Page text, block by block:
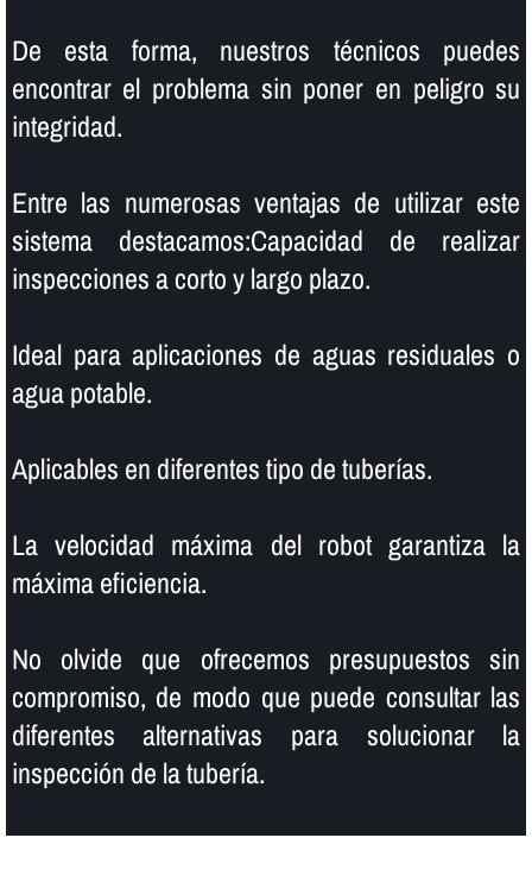
De esta forma, nuestros técnicos puedes
encontrar el problema sin poner en peligro su
integridad.
Entre las numerosas ventajas de utilizar este
sistema destacamos:Capacidad de realizar
inspecciones a corto y largo plazo.
Ideal para aplicaciones de aguas residuales o
agua potable.
Aplicables en diferentes tipo de tuberí­as.
La velocidad máxima del robot garantiza la
máxima eficiencia.
No olvide que ofrecemos presupuestos sin
compromiso, de modo que puede consultar las
diferentes alternativas para solucionar la
inspección de la tuberí­a.